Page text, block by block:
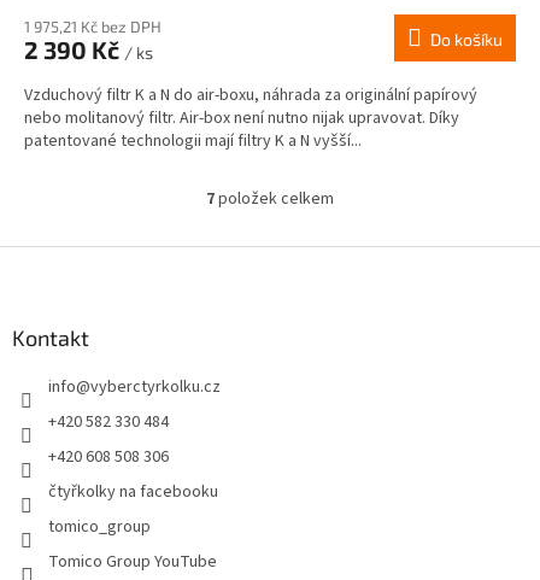
1 975,21 Kč bez DPH
2 390 Kč / ks
Do košíku
Vzduchový filtr K a N do air-boxu, náhrada za originální papírový
nebo molitanový filtr. Air-box není nutno nijak upravovat. Díky
patentované technologii mají filtry K a N vyšší...
O
l
7položek celkem
Kontakt
info@vyberctyrkolku.cz
+420 582 330 484
+420 608 508 306
čtyřkolky na facebooku
tomico_group
Tomico Group YouTube